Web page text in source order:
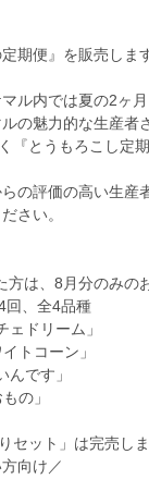
期便』を販売しま
ル内では夏の2ヶ
の魅力的な生産
『とうもろこし定
の評価の高い生産
さい。
方は、8月分のみの
回、全4品種
ェドリーム」
トコーン」
んです」
の」
セット」は完売しま
向け／